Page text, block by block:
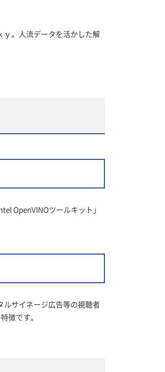
ｙ。人流データを活かした解
OpenVINOツールキット」
サイネージ広告等の視聴者
徴です。